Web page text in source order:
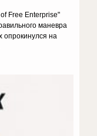
Free Enterprise"
маневра
опрокинулся на